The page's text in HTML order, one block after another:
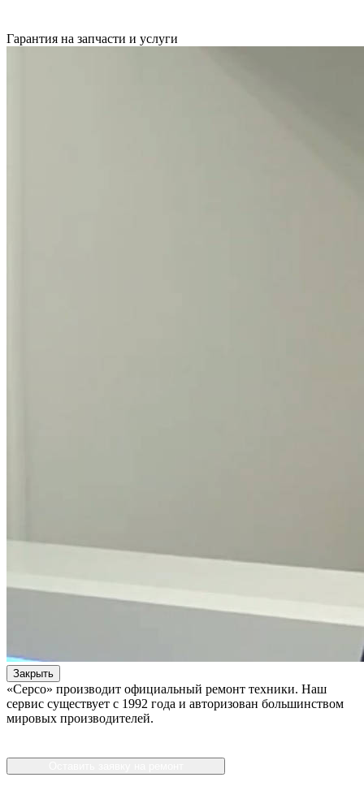
Гарантия на запчасти и услуги
Закрыть
«Серсо» производит официальный ремонт техники. Наш
сервис существует с 1992 года и авторизован большинством
мировых производителей.